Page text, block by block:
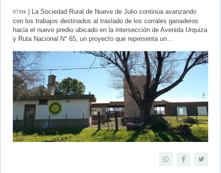
07/08 | La Sociedad Rural de Nueve de Julio continúa avanzando
con los trabajos destinados al traslado de los corrales ganaderos
hacia el nuevo predio ubicado en la intersección de Avenida Urquiza
y Ruta Nacional N° 65, un proyecto que representa un…